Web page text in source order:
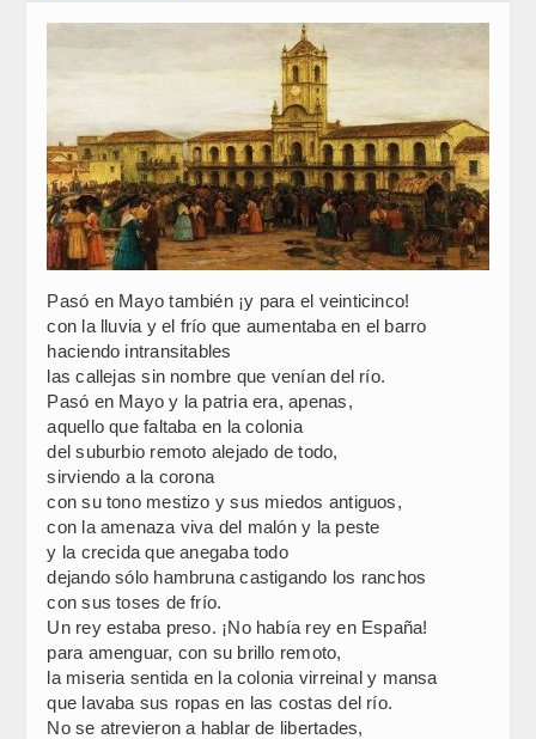
Pasó en Mayo también ¡y para el veinticinco!
con la lluvia y el frío que aumentaba en el barro
haciendo intransitables
las callejas sin nombre que venían del río.
Pasó en Mayo y la patria era, apenas,
aquello que faltaba en la colonia
del suburbio remoto alejado de todo,
sirviendo a la corona
con su tono mestizo y sus miedos antiguos,
con la amenaza viva del malón y la peste
y la crecida que anegaba todo
dejando sólo hambruna castigando los ranchos
con sus toses de frío.
Un rey estaba preso. ¡No había rey en España!
para amenguar, con su brillo remoto,
la miseria sentida en la colonia virreinal y mansa
que lavaba sus ropas en las costas del río.
No se atrevieron a hablar de libertades,